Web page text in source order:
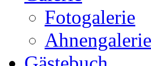
Fotogalerie
Ahnengalerie